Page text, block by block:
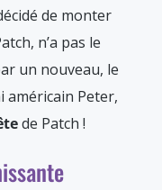
de monter
n’a pas le
un nouveau, le
américain Peter,
de Patch !